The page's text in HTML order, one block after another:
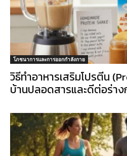
โภชนาการและการออกกำลังกาย
วิธีทำอาหารเสริมโปรตีน
บ้านปลอดสารและดีต่อร่าง